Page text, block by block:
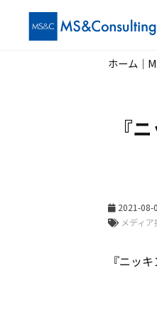
ホーム
『
2021-08-
メディ
『ニッ